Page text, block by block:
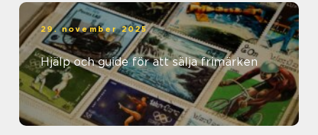
29. november 2025
Hjälp och guide för att sälja frimärken